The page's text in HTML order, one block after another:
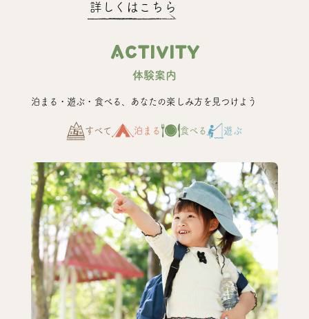
詳しくはこちら
ACTIVITY
体験案内
泊まる・遊ぶ・食べる、あなたの楽しみ方を見つけよう
すべて 泊まる 食べる 遊ぶ